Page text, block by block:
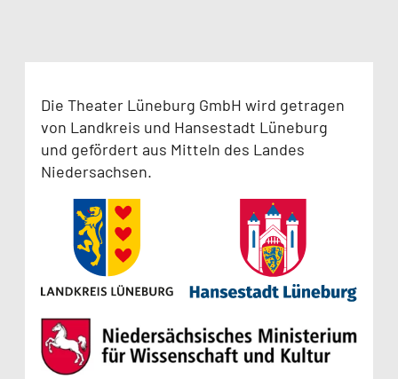
Die Theater Lüneburg GmbH wird getragen
von Landkreis und Hansestadt Lüneburg
und gefördert aus Mitteln des Landes
Niedersachsen.